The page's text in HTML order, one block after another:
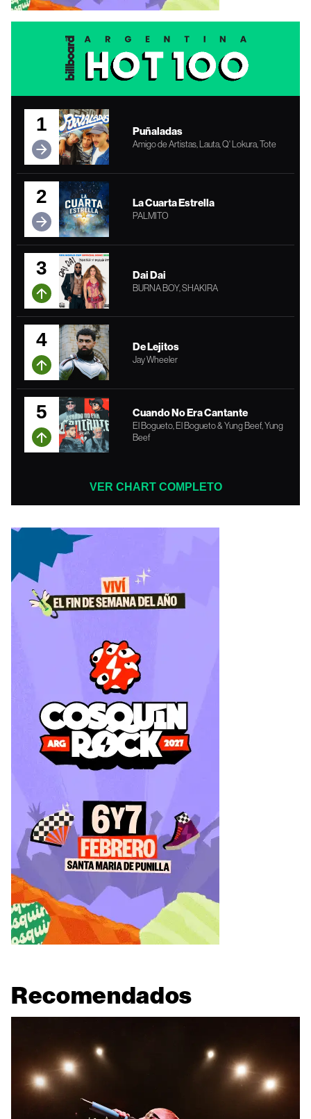
1 Puñaladas
Amigo de Artistas, Lauta, Q' Lokura, Tote
2 La Cuarta Estrella
PALMITO
3 Dai Dai
BURNA BOY, SHAKIRA
4 De Lejitos
Jay Wheeler
5 Cuando No Era Cantante
El Bogueto, El Bogueto & Yung Beef, Yung
Beef
VER CHART COMPLETO
Recomendados